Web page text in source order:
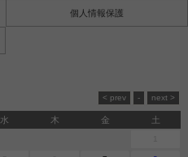
個人情報保護
水 木 金 土